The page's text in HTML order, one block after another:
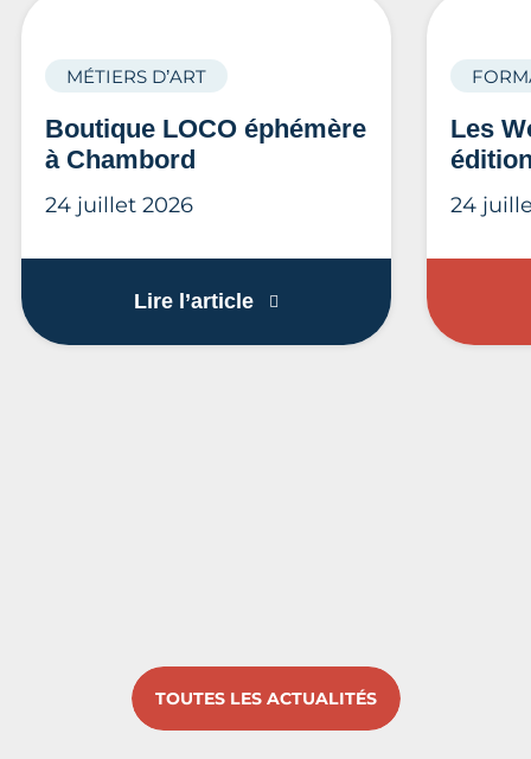
Boutique LOCO éphémère
à Chambord
MÉTIERS D’ART
24 juillet 2026
Lire l’articleBoutique LOCO éphémère
Les
24
TOUTES LES ACTUALITÉS